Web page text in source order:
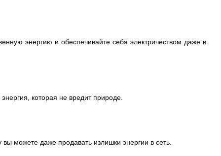
энергию и обеспечивайте себя электричеством даже в
которая не вредит природе.
можете даже продавать излишки энергии в сеть.